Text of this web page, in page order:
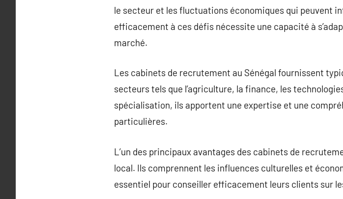
le secteur et les fluctuations économiques qui peuvent
efficacement à ces défis nécessite une capacité à
marché.
Les cabinets de recrutement au Sénégal fournissent
secteurs tels que l’agriculture, la finance, les
spécialisation, ils apportent une expertise et une
particulières.
L’un des principaux avantages des cabinets de
local. Ils comprennent les influences culturelles et
essentiel pour conseiller efficacement leurs clients sur